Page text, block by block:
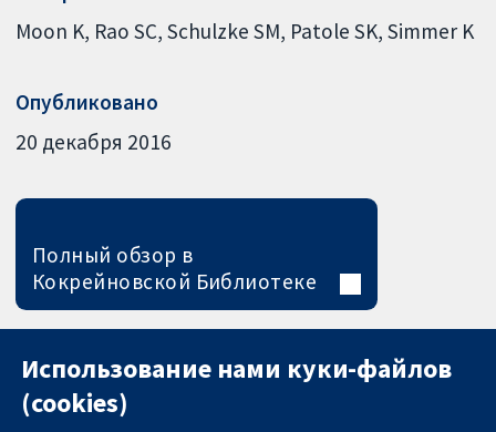
Moon K Rao SC Schulzke SM Patole SK Simmer K
Опубликовано
20 декабря 2016
Полный обзор в
Кокрейновской Библиотеке
Использование нами куки-файлов
(cookies)